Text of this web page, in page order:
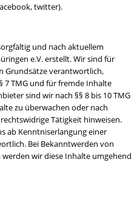
twitter).
und nach aktuellem
e.V. erstellt. Wir sind für
Grundsätze verantwortlich,
7 TMG und für fremde Inhalte
sind wir nach §§ 8 bis 10 TMG
zu überwachen oder nach
Tätigkeit hinweisen.
ab Kenntniserlangung einer
Bei Bekanntwerden von
wir diese Inhalte umgehend